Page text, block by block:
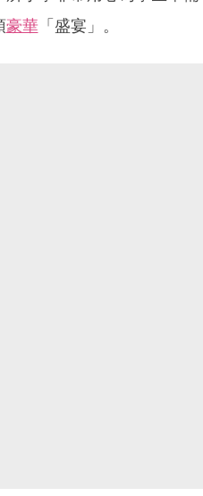
豪華 「盛宴」。